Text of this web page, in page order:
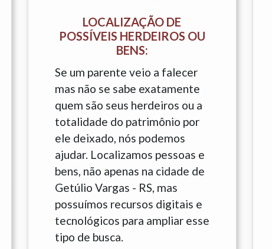
LOCALIZAÇÃO DE
POSSÍVEIS HERDEIROS OU
BENS:
Se um parente veio a falecer
mas não se sabe exatamente
quem são seus herdeiros ou a
totalidade do patrimônio por
ele deixado, nós podemos
ajudar. Localizamos pessoas e
bens, não apenas na cidade de
Getúlio Vargas - RS, mas
possuímos recursos digitais e
tecnológicos para ampliar esse
tipo de busca.